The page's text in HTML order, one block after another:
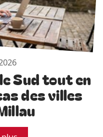
Sud tout en
des villes